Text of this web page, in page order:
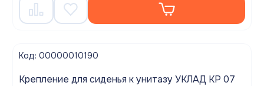
Код: 00000010190
Крепление для сиденья к унитазу УКЛАД КР 07